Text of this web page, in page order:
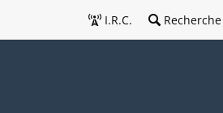
I.R.C. Recherche